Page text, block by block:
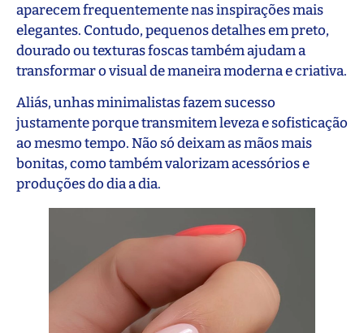
aparecem frequentemente nas inspirações mais
elegantes. Contudo, pequenos detalhes em preto,
dourado ou texturas foscas também ajudam a
transformar o visual de maneira moderna e criativa.
Aliás, unhas minimalistas fazem sucesso
justamente porque transmitem leveza e sofisticação
ao mesmo tempo. Não só deixam as mãos mais
bonitas, como também valorizam acessórios e
produções do dia a dia.